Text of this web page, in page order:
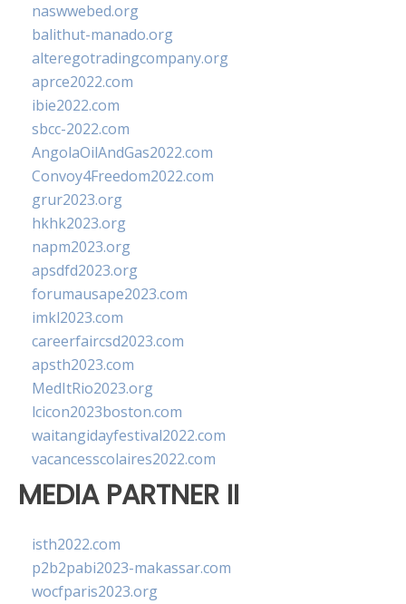
naswwebed.org
balithut-manado.org
alteregotradingcompany.org
aprce2022.com
ibie2022.com
sbcc-2022.com
AngolaOilAndGas2022.com
Convoy4Freedom2022.com
grur2023.org
hkhk2023.org
napm2023.org
apsdfd2023.org
forumausape2023.com
imkl2023.com
careerfaircsd2023.com
apsth2023.com
MedItRio2023.org
lcicon2023boston.com
waitangidayfestival2022.com
vacancesscolaires2022.com
MEDIA PARTNER II
isth2022.com
p2b2pabi2023-makassar.com
wocfparis2023.org